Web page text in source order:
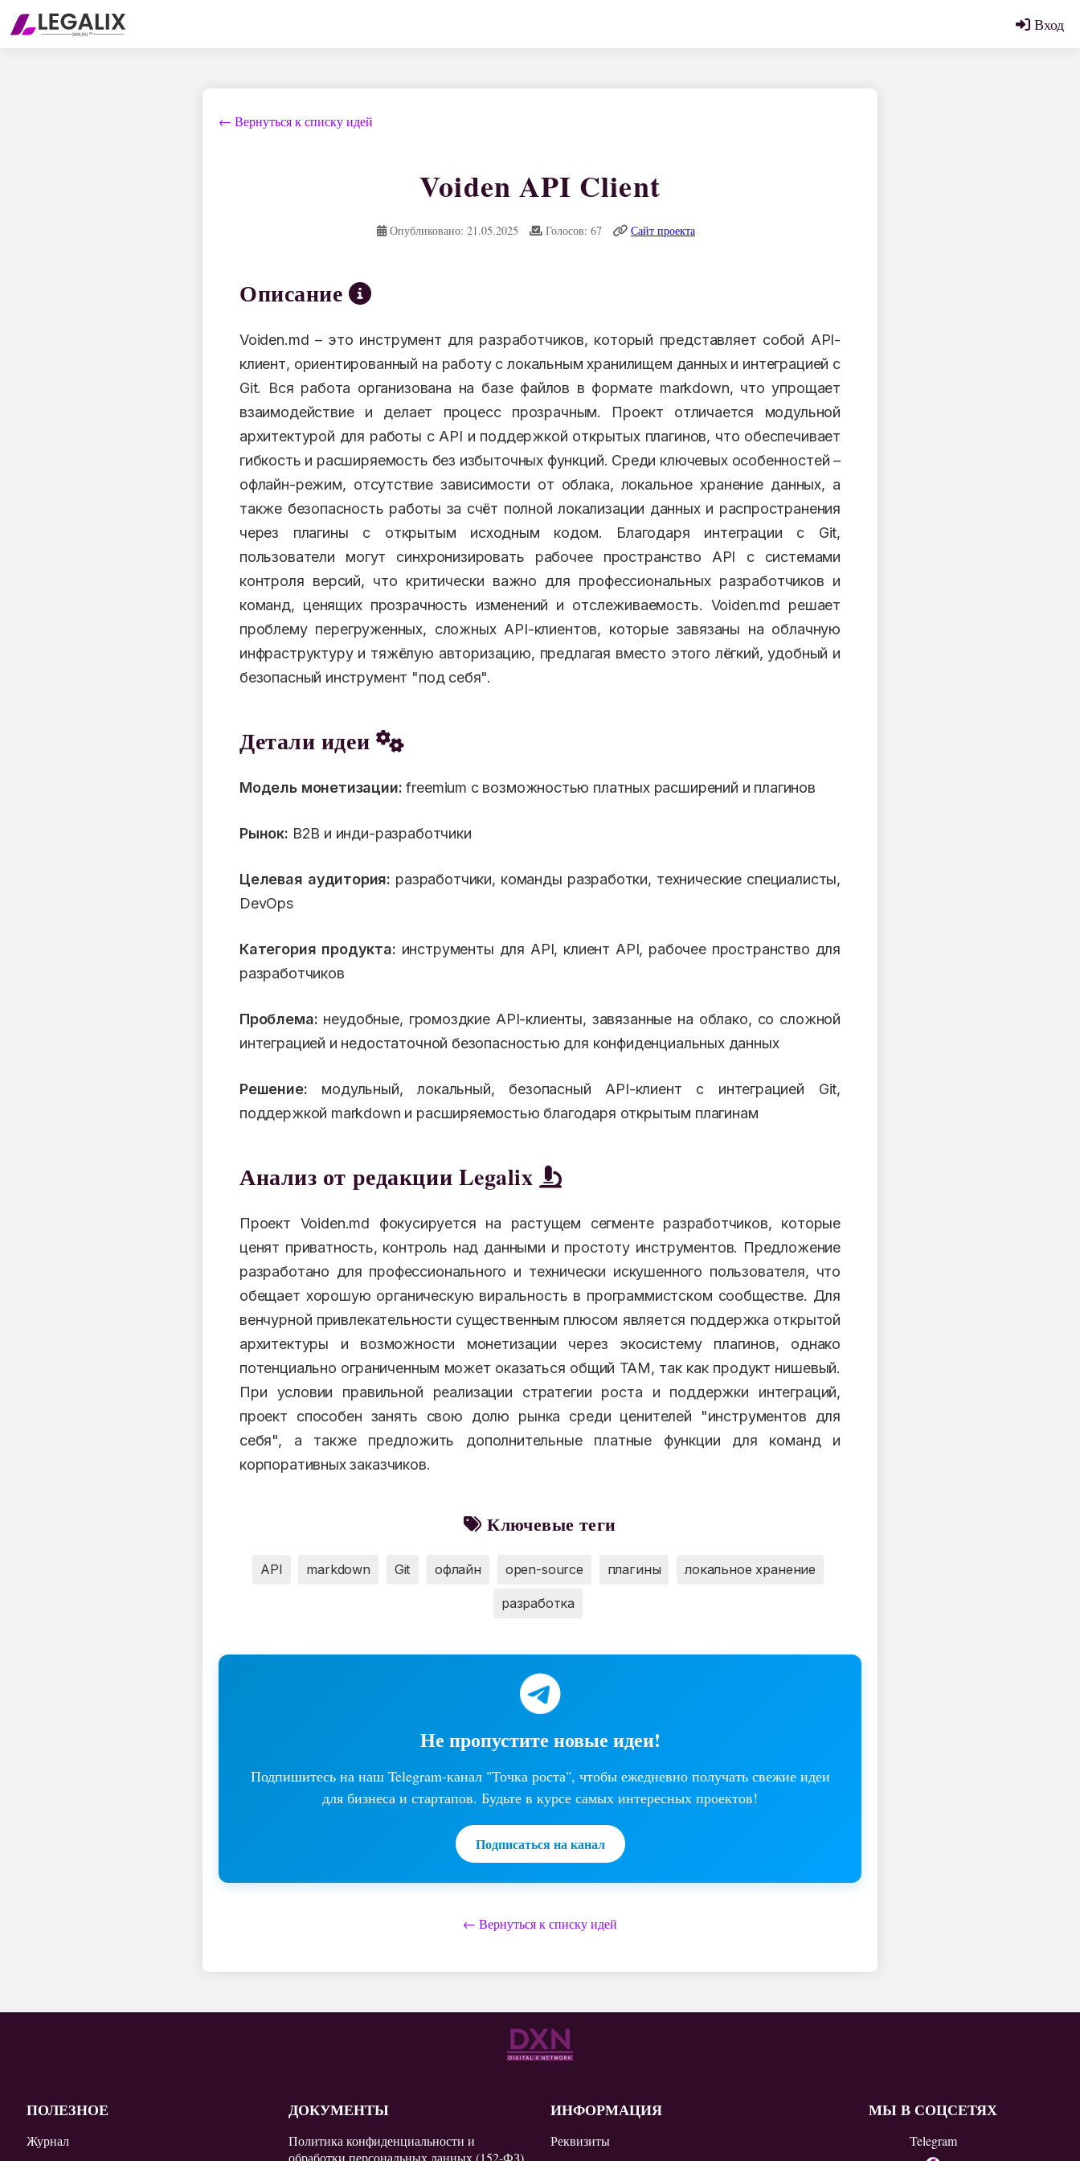
Вход
← Вернуться к списку идей
Voiden API Client
Опубликовано: 21.05.2025 Голосов: 67 Сайт проекта
Описание
Voiden.md – это инструмент для разработчиков, который представляет собой API-
клиент, ориентированный на работу с локальным хранилищем данных и интеграцией с
Git. Вся работа организована на базе файлов в формате markdown, что упрощает
взаимодействие и делает процесс прозрачным. Проект отличается модульной
архитектурой для работы с API и поддержкой открытых плагинов, что обеспечивает
гибкость и расширяемость без избыточных функций. Среди ключевых особенностей –
офлайн-режим, отсутствие зависимости от облака, локальное хранение данных, а
также безопасность работы за счёт полной локализации данных и распространения
через плагины с открытым исходным кодом. Благодаря интеграции с Git,
пользователи могут синхронизировать рабочее пространство API с системами
контроля версий, что критически важно для профессиональных разработчиков и
команд, ценящих прозрачность изменений и отслеживаемость. Voiden.md решает
проблему перегруженных, сложных API-клиентов, которые завязаны на облачную
инфраструктуру и тяжёлую авторизацию, предлагая вместо этого лёгкий, удобный и
безопасный инструмент "под себя".
Детали идеи
Модель монетизации: freemium с возможностью платных расширений и плагинов
Рынок: B2B и инди-разработчики
Целевая аудитория: разработчики, команды разработки, технические специалисты,
DevOps
Категория продукта: инструменты для API, клиент API, рабочее пространство для
разработчиков
Проблема: неудобные, громоздкие API-клиенты, завязанные на облако, со сложной
интеграцией и недостаточной безопасностью для конфиденциальных данных
Решение: модульный, локальный, безопасный API-клиент с интеграцией Git,
поддержкой markdown и расширяемостью благодаря открытым плагинам
Анализ от редакции Legalix
Проект Voiden.md фокусируется на растущем сегменте разработчиков, которые
ценят приватность, контроль над данными и простоту инструментов. Предложение
разработано для профессионального и технически искушенного пользователя, что
обещает хорошую органическую виральность в программистском сообществе. Для
венчурной привлекательности существенным плюсом является поддержка открытой
архитектуры и возможности монетизации через экосистему плагинов, однако
потенциально ограниченным может оказаться общий TAM, так как продукт нишевый.
При условии правильной реализации стратегии роста и поддержки интеграций,
проект способен занять свою долю рынка среди ценителей "инструментов для
себя", а также предложить дополнительные платные функции для команд и
корпоративных заказчиков.
Ключевые теги
API markdown Git офлайн open-source плагины локальное хранение
разработка
Не пропустите новые идеи!
Подпишитесь на наш Telegram-канал "Точка роста", чтобы ежедневно получать свежие идеи
для бизнеса и стартапов. Будьте в курсе самых интересных проектов!
Подписаться на канал
← Вернуться к списку идей
ПОЛЕЗНОЕ
Журнал
ДОКУМЕНТЫ
Политика конфиденциальности и
обработки персональных данных (152-ФЗ)
ИНФОРМАЦИЯ
Реквизиты
МЫ В СОЦСЕТЯХ
Telegram